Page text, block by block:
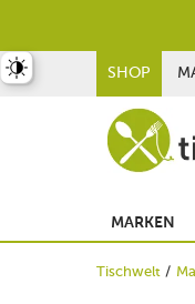
SHOP
MARKEN
Tischwelt
umschalten